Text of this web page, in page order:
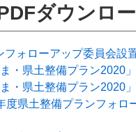
ダウンロ
フォローアップ委員会設
・県土整備プラン2020
・県土整備プラン2020
県土整備プランフォロ